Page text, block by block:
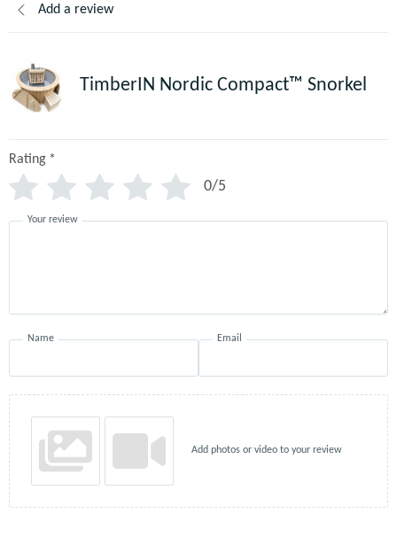
Add a review
TimberIN Nordic Compact™ Snorkel
Rating *
0/5
Your review
Name Email
Add photos or video to your review